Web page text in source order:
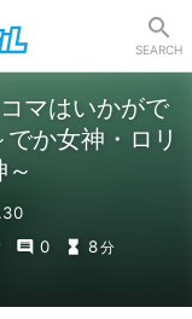
SEARCH
マはいかがで
か女神・ロリ
0 8分